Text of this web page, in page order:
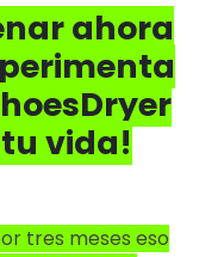
ahora
vida!
tres meses eso